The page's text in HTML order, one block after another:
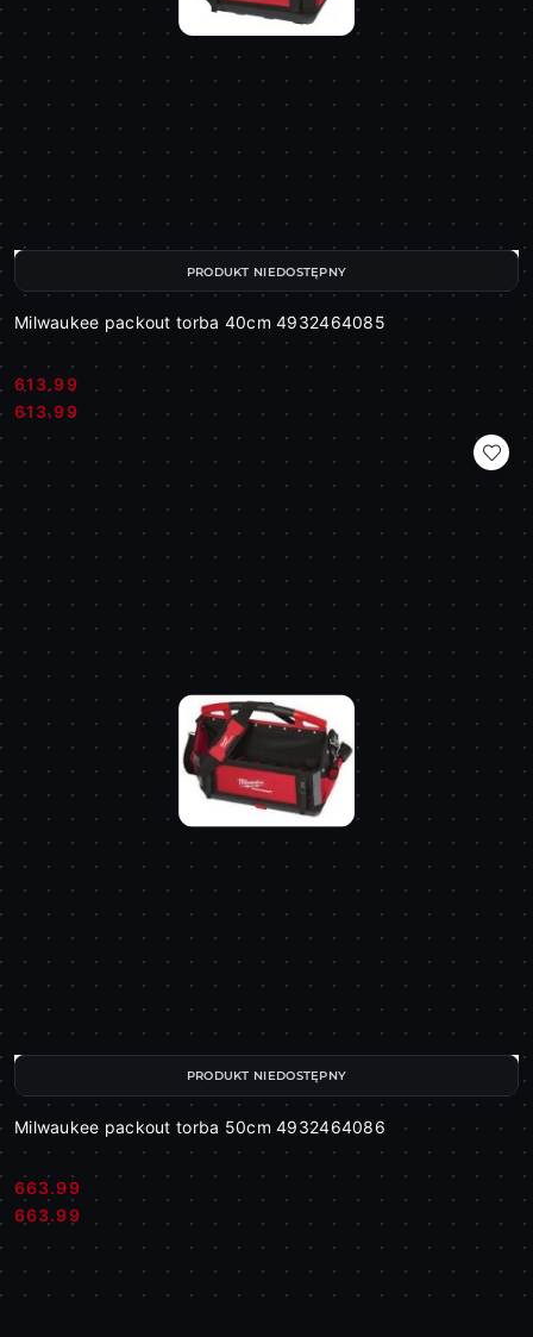
Milwaukee packout torba 40cm 4932464085
Cena:
613.99
Cena:
613.99
PRODUKT NIEDOSTĘPNY
Milwaukee packout torba 50cm 4932464086
Cena:
663.99
Cena:
663.99
PRODUKT NIEDOSTĘPNY